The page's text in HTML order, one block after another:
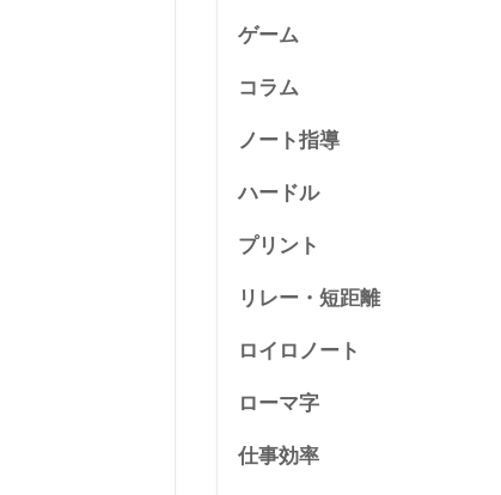
ゲーム
コラム
ノート指導
ハードル
プリント
リレー・短距離
ロイロノート
ローマ字
仕事効率